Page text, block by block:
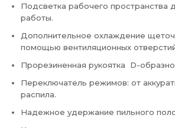
Подсветка рабочего пространства
работы.
Дополнительное охлаждение
помощью вентиляционных
Прорезиненная рукоятка D-
Переключатель режимов: от
распила.
Надежное удержание пильного